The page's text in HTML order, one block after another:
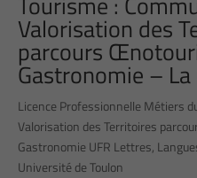
Valorisation des
parcours
Gastronomie – La
Licence Professionnelle Métiers
Valorisation des Territoires
Gastronomie UFR Lettres,
Université de Toulon